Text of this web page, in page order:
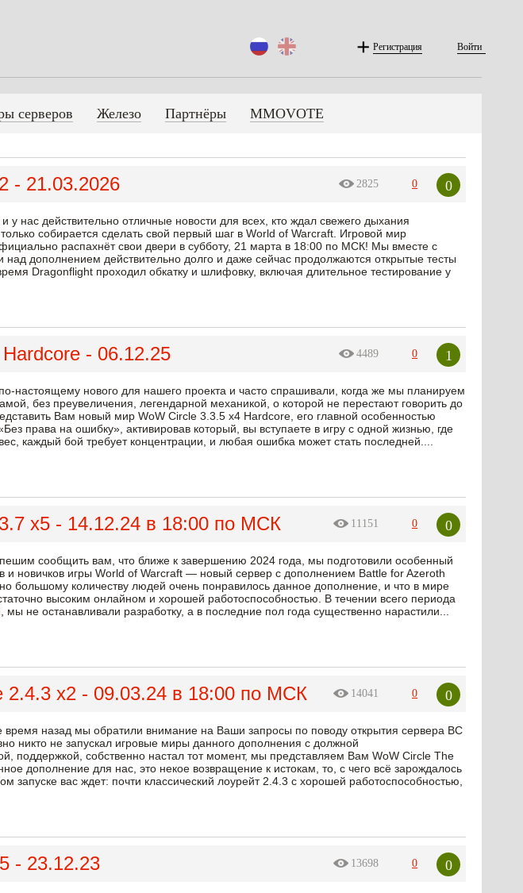
Регистрация Войти
серверов Железо Партнёры MMOVOTE
- 21.03.2026 2825 0 0
у нас действительно отличные новости для всех, кто ждал свежего дыхания
собирается сделать свой первый шаг в World of Warcraft. Игровой мир
распахнёт свои двери в субботу, 21 марта в 18:00 по МСК! Мы вместе с
дополнением действительно долго и даже сейчас продолжаются открытые тесты
Dragonflight проходил обкатку и шлифовку, включая длительное тестирование у
- 06.12.25 4489 0 1
настоящему нового для нашего проекта и часто спрашивали, когда же мы планируем
без преувеличения, легендарной механикой, о которой не перестают говорить до
Вам новый мир WoW Circle 3.3.5 x4 Hardcore, его главной особенностью
права на ошибку», активировав который, вы вступаете в игру с одной жизнью, где
каждый бой требует концентрации, и любая ошибка может стать последней....
x5 - 14.12.24 в 18:00 по МСК 11151 0 0
сообщить вам, что ближе к завершению 2024 года, мы подготовили особенный
и новичков игры World of Warcraft — новый сервер с дополнением Battle for Azeroth
большому количеству людей очень понравилось данное дополнение, и что в мире
высоким онлайном и хорошей работоспособностью. В течении всего периода
не останавливали разработку, а в последние пол года существенно нарастили...
2.4.3 x2 - 09.03.24 в 18:00 по МСК 14041 0 0
время назад мы обратили внимание на Ваши запросы по поводу открытия сервера BC
никто не запускал игровые миры данного дополнения с должной
поддержкой, собственно настал тот момент, мы представляем Вам WoW Circle The
дополнение для нас, это некое возвращение к истокам, то, с чего всё зарождалось
запуске вас ждет: почти классический лоурейт 2.4.3 с хорошей работоспособностью,
- 23.12.23 13698 0 0